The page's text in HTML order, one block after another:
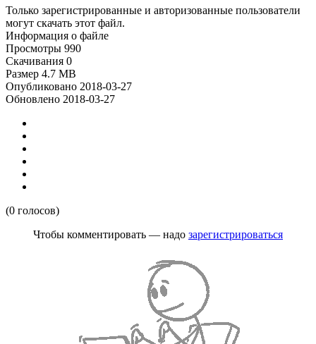
Только зарегистрированные и авторизованные пользователи
могут скачать этот файл.
Информация о файле
Просмотры 990
Скачивания 0
Размер 4.7 MB
Опубликовано 2018-03-27
Обновлено 2018-03-27
(0 голосов)
Чтобы комментировать — надо зарегистрироваться